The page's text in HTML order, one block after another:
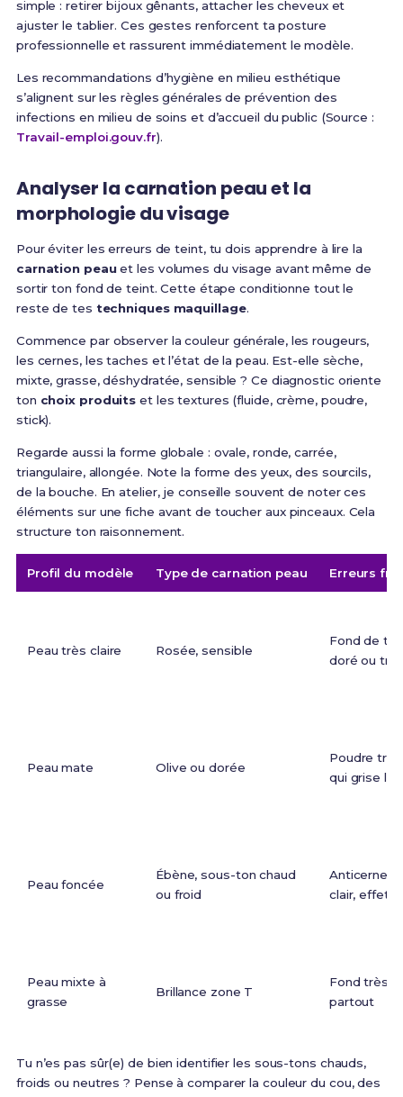
simple : retirer bijoux gênants, attacher les cheveux et
ajuster le tablier. Ces gestes renforcent ta posture
professionnelle et rassurent immédiatement le modèle.
Les recommandations d’hygiène en milieu esthétique
s’alignent sur les règles générales de prévention des
infections en milieu de soins et d’accueil du public (Source :
Travail-emploi.gouv.fr).
Analyser la carnation peau et la
morphologie du visage
Pour éviter les erreurs de teint, tu dois apprendre à lire la
carnation peauet les volumes du visage avant même de
sortir ton fond de teint. Cette étape conditionne tout le
reste de tes techniques maquillage.
Commence par observer la couleur générale, les rougeurs,
les cernes, les taches et l’état de la peau. Est-elle sèche,
mixte, grasse, déshydratée, sensible ? Ce diagnostic oriente
ton choix produits et les textures (fluide, crème, poudre,
stick).
Regarde aussi la forme globale : ovale, ronde, carrée,
triangulaire, allongée. Note la forme des yeux, des sourcils,
de la bouche. En atelier, je conseille souvent de noter ces
éléments sur une fiche avant de toucher aux pinceaux. Cela
structure ton raisonnement.
Profil du modèle Type de carnation peau Erreurs
Peau très claire Rosée, sensible
Fond de
doré ou
Peau mate Olive ou dorée
Poudre
qui grise le
Peau foncée
Ébène, sous-ton chaud
ou froid
Anticernes
clair, effet
Peau mixte à
grasse
Brillance zone T
Fond très
partout
Tu n’es pas sûr(e) de bien identifier les sous-tons chauds,
froids ou neutres ? Pense à comparer la couleur du cou, des